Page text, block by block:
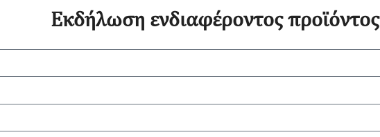
Εκδήλωση ενδιαφέροντος προϊόντος